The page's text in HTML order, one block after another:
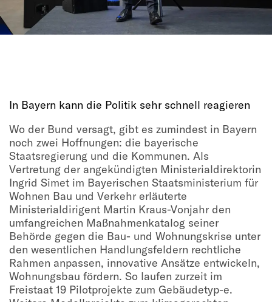
In Bayern kann die Politik sehr schnell reagieren
Wo der Bund versagt, gibt es zumindest in Bayern
noch zwei Hoffnungen: die bayerische
Staatsregierung und die Kommunen. Als
Vertretung der angekündigten Ministerialdirektorin
Ingrid Simet im Bayerischen Staatsministerium für
Wohnen Bau und Verkehr erläuterte
Ministerialdirigent Martin Kraus-Vonjahr den
umfangreichen Maßnahmenkatalog seiner
Behörde gegen die Bau- und Wohnungskrise unter
den wesentlichen Handlungsfeldern rechtliche
Rahmen anpassen, innovative Ansätze entwickeln,
Wohnungsbau fördern. So laufen zurzeit im
Freistaat 19 Pilotprojekte zum Gebäudetyp-e.